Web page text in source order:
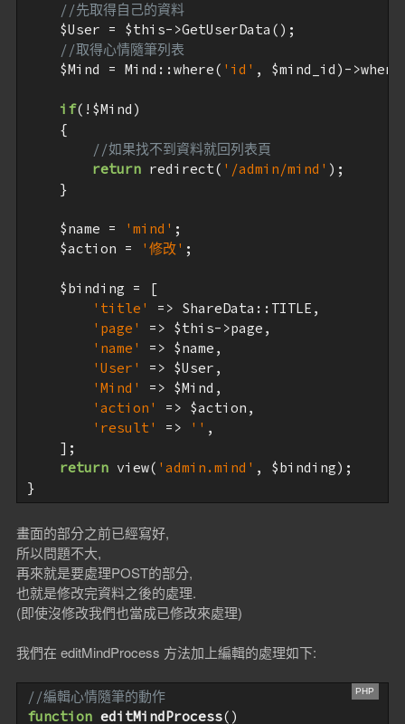
//先取得自己的資料
$User = $this->GetUserData();
//取得心情隨筆列表
$Mind
= Mind::where( 'id' , $mind_id )-
if(! $Mind )
    {
//如果找不到資料就回列表頁
return redirect( '/admin/mind' );
    }
$name = 'mind' ;
$action = '修改' ;
$binding = [
'title'
=> ShareData::TITLE,
'page'
=> $this->page,
'name'
=> $name ,
'User'
=> $User ,
'Mind'
=> $Mind ,
'action'
=> $action ,
'result'
=> '' ,
    ];
return view( 'admin.mind' , $binding);
畫面的部分之前已經寫好,
所以問題不大,
再來就是要處理POST的部分,
也就是修改完資料之後的處理.
(即使沒修改我們也當成已修改來處理)
我們在 editMindProcess 方法加上編輯的處理如下:
//編輯心情隨筆的動作
function editMindProcess()